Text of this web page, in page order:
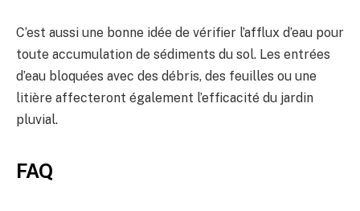
C’est aussi une bonne idée de vérifier l’afflux d’eau pour
toute accumulation de sédiments du sol. Les entrées
d’eau bloquées avec des débris, des feuilles ou une
litière affecteront également l’efficacité du jardin
pluvial.
FAQ